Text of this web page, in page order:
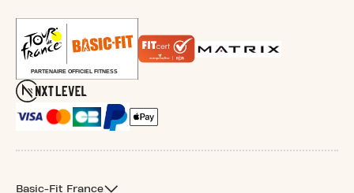
Basic-Fit France